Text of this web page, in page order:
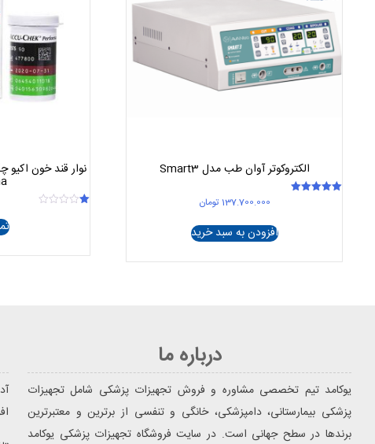
الکتروکوتر آوان طب مدل Smart3
137.700.000 تومان
افزودن به سبد خرید
درباره ما
یوکامد تیم تخصصی مشاوره و فروش تجهیزات پزشکی شامل تجهیزات
پزشکی بیمارستانی، دامپزشکی، خانگی و تنفسی از برترین و معتبرترین
برندها در سطح جهانی است. در سایت فروشگاه تجهیزات پزشکی یوکامد